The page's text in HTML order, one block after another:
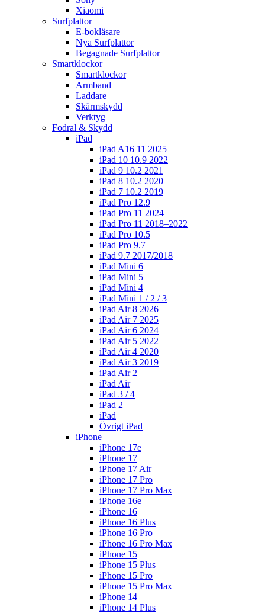
Xiaomi
Surfplattor
E-bokläsare
Nya Surfplattor
Begagnade Surfplattor
Smartklockor
Smartklockor
Armband
Laddare
Skärmskydd
Verktyg
Fodral & Skydd
iPad
iPad A16 11 2025
iPad 10 10.9 2022
iPad 9 10.2 2021
iPad 8 10.2 2020
iPad 7 10.2 2019
iPad Pro 12.9
iPad Pro 11 2024
iPad Pro 11 2018–2022
iPad Pro 10.5
iPad Pro 9.7
iPad 9.7 2017/2018
iPad Mini 6
iPad Mini 5
iPad Mini 4
iPad Mini 1 / 2 / 3
iPad Air 8 2026
iPad Air 7 2025
iPad Air 6 2024
iPad Air 5 2022
iPad Air 4 2020
iPad Air 3 2019
iPad Air 2
iPad Air
iPad 3 / 4
iPad 2
iPad
Övrigt iPad
iPhone
iPhone 17e
iPhone 17
iPhone 17 Air
iPhone 17 Pro
iPhone 17 Pro Max
iPhone 16e
iPhone 16
iPhone 16 Plus
iPhone 16 Pro
iPhone 16 Pro Max
iPhone 15
iPhone 15 Plus
iPhone 15 Pro
iPhone 15 Pro Max
iPhone 14
iPhone 14 Plus